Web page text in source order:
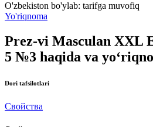
O'zbekiston bo'ylab: tarifga muvofiq
Yo'riqnoma
Prez-vi Masculan XXL
5 №3 haqida va
Dori tafsilotlari
Свойства